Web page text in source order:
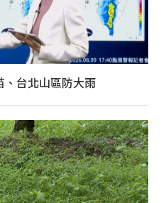
、台北山區防大雨